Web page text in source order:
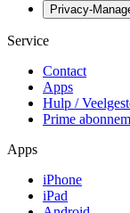
Privacy-
Service
Contact
Apps
Hulp /
Prime
Apps
iPhone
iPad